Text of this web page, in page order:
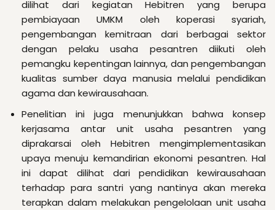
dilihat dari kegiatan Hebitren yang berupa
pembiayaan UMKM oleh koperasi syariah,
pengembangan kemitraan dari berbagai sektor
dengan pelaku usaha pesantren diikuti oleh
pemangku kepentingan lainnya, dan pengembangan
kualitas sumber daya manusia melalui pendidikan
agama dan kewirausahaan.
Penelitian ini juga menunjukkan bahwa konsep
kerjasama antar unit usaha pesantren yang
diprakarsai oleh Hebitren mengimplementasikan
upaya menuju kemandirian ekonomi pesantren. Hal
ini dapat dilihat dari pendidikan kewirausahaan
terhadap para santri yang nantinya akan mereka
terapkan dalam melakukan pengelolaan unit usaha